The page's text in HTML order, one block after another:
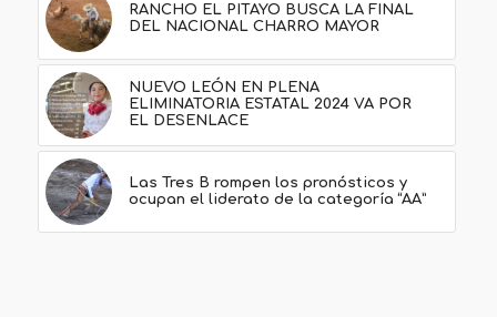
RANCHO EL PITAYO BUSCA LA FINAL
DEL NACIONAL CHARRO MAYOR
NUEVO LEÓN EN PLENA
ELIMINATORIA ESTATAL 2024 VA POR
EL DESENLACE
Las Tres B rompen los pronósticos y
ocupan el liderato de la categoría “AA”